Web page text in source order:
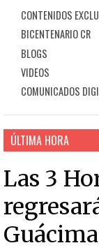
CONTENIDOS
BICENTENARIO CR
BLOGS
VIDEOS
COMUNICADOS
ÚLTIMA HORA
Las 3